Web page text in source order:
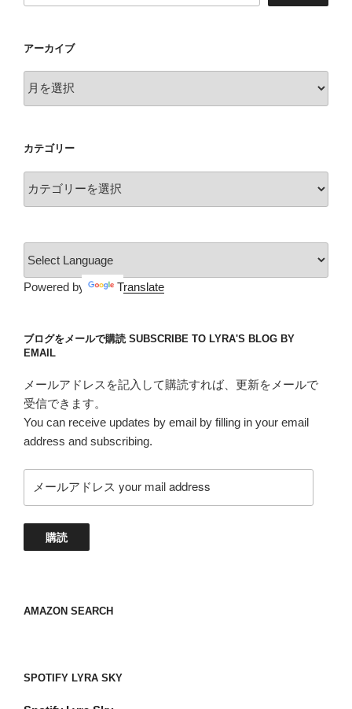
アーカイブ
ー
ブ
カテゴリー
テ
ー
Powered by Translate
ブログをメールで購読 SUBSCRIBE TO LYRA'S BLOG BY
EMAIL
メールアドレスを記入して購読すれば、更新をメールで
受信できます。
You can receive updates by email by filling in your email
address and subscribing.
ー
ド
your
購読
AMAZON SEARCH
SPOTIFY LYRA SKY